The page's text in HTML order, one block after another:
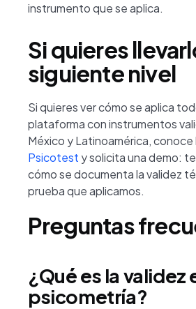
instrumento que se aplica.
Si quieres
siguiente nivel
Si quieres ver cómo se aplica
plataforma con instrumentos
México y Latinoamérica,
Psicotest y solicita una demo:
cómo se documenta la validez
prueba que aplicamos.
Preguntas
¿Qué es la validez
psicometría?